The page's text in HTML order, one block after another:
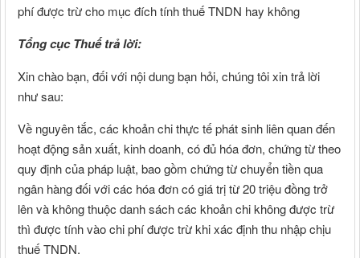
phí được trừ cho mục đích tính thuế TNDN hay không
Tổng cục Thuế trả lời:
Xin chào bạn, đối với nội dung bạn hỏi, chúng tôi xin trả lời
như sau:
Về nguyên tắc, các khoản chi thực tế phát sinh liên quan đến
hoạt động sản xuất, kinh doanh, có đủ hóa đơn, chứng từ theo
quy định của pháp luật, bao gồm chứng từ chuyển tiền qua
ngân hàng đối với các hóa đơn có giá trị từ 20 triệu đồng trở
lên và không thuộc danh sách các khoản chi không được trừ
thì được tính vào chi phí được trừ khi xác định thu nhập chịu
thuế TNDN.